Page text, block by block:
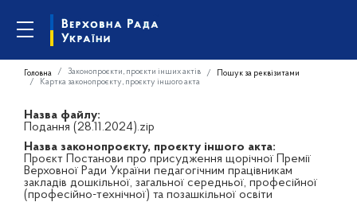
Головна Законопроєкти, проєкти інших актів
Пошук за реквізитами
Картка законопроєкту, проєкту іншого акта
Назва файлу:
Подання (28.11.2024).zip
Назва законопроєкту, проєкту іншого акта:
Проєкт Постанови про присудження щорічної Премії
Верховної Ради України педагогічним працівникам
закладів дошкільної, загальної середньої, професійної
(професійно-технічної) та позашкільної освіти